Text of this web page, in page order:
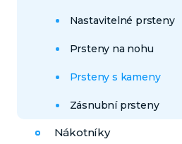
Nastavitelné prsteny
Prsteny na nohu
Prsteny s kameny
Zásnubní prsteny
Nákotníky